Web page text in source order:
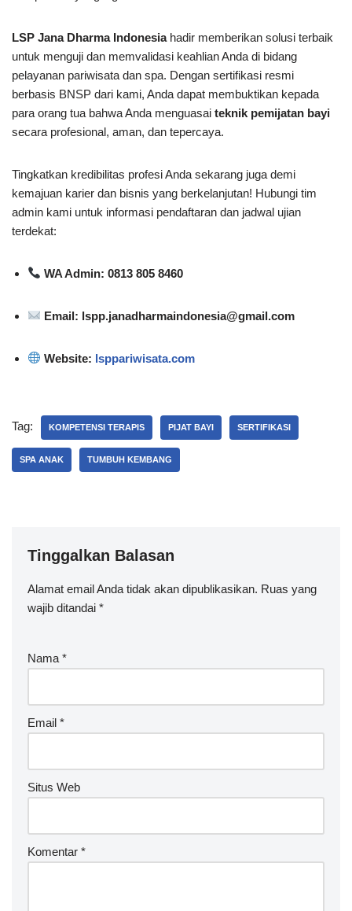
LSP Jana Dharma Indonesiahadir memberikan solusi terbaik
untuk menguji dan memvalidasi keahlian Anda di bidang
pelayanan pariwisata dan spa. Dengan sertifikasi resmi
berbasis BNSP dari kami, Anda dapat membuktikan kepada
para orang tua bahwa Anda menguasai teknik pemijatan bayi
secara profesional, aman, dan tepercaya.
Tingkatkan kredibilitas profesi Anda sekarang juga demi
kemajuan karier dan bisnis yang berkelanjutan! Hubungi tim
admin kami untuk informasi pendaftaran dan jadwal ujian
terdekat:
WA Admin: 0813 805 8460
Email: lspp.janadharmaindonesia@gmail.com
Website: lsppariwisata.com
Tag: KOMPETENSI TERAPIS PIJAT BAYI SERTIFIKASI
SPA ANAK TUMBUH KEMBANG
Tinggalkan Balasan
Alamat email Anda tidak akan dipublikasikan. Ruas yang
wajib ditandai *
Nama *
Email *
Situs Web
Komentar *